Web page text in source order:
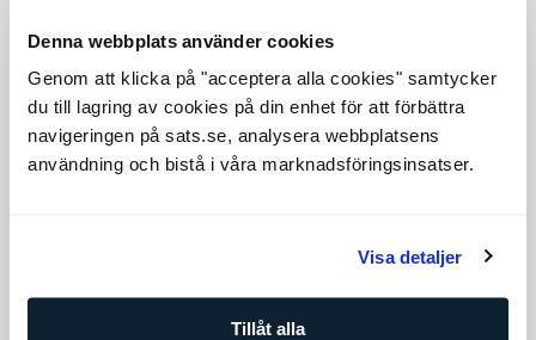
Denna webbplats använder cookies
Genom att klicka på "acceptera alla cookies" samtycker
du till lagring av cookies på din enhet för att förbättra
navigeringen på sats.se, analysera webbplatsens
användning och bistå i våra marknadsföringsinsatser.
Visa detaljer
Tillåt alla
Level 3
Level 4